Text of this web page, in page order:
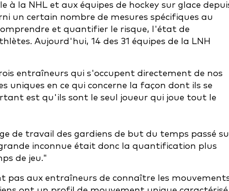
la NHL et aux équipes de hockey sur glace
un certain nombre de mesures spécifiques au
et quantifier le risque, l'état de
Aujourd'hui, 14 des 31 équipes de la LNH
entraîneurs qui s'occupent directement de nos
uniques en ce qui concerne la façon dont ils se
est qu'ils sont le seul joueur qui joue tout le
de travail des gardiens de but du temps passé
inconnue était donc la quantification plus
de jeu."
pas aux entraîneurs de connaître les